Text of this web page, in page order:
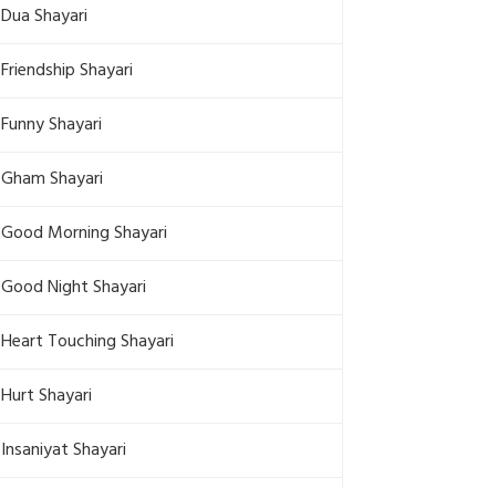
Dua Shayari
Friendship Shayari
Funny Shayari
Gham Shayari
Good Morning Shayari
Good Night Shayari
Heart Touching Shayari
Hurt Shayari
Insaniyat Shayari